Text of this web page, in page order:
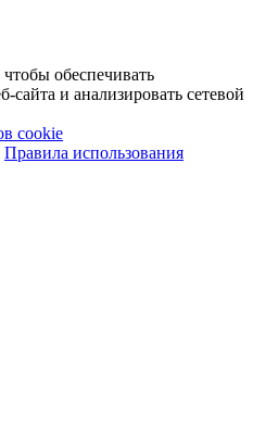
обеспечивать
и анализировать сетевой
cookie
Правила использования